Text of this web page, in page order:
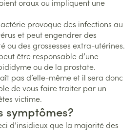
oraux ou impliquent une
provoque des infections au
et peut engendrer des
ou des grossesses extra-utérines.
être responsable d’une
ou de la prostate.
pas d’elle-même et il sera donc
de vous faire traiter par un
victime.
symptômes?
d’insidieux que la majorité des